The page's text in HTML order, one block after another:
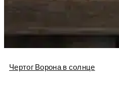
Чертог Ворона в солнце